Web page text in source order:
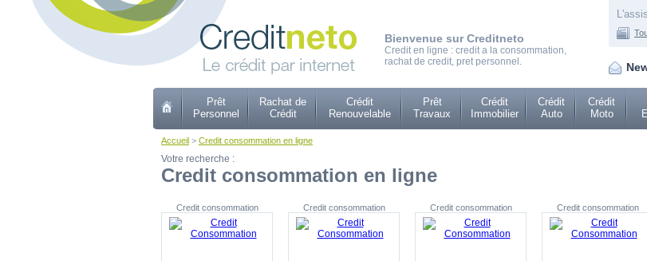
Bienvenue sur Creditneto
Credit en ligne : credit a la consommation,
rachat de credit, pret personnel.
Prêt
Personnel
Rachat de
Crédit
Crédit
Renouvelable
Prêt
Travaux
Crédit
Immobilier
Crédit
Auto
Crédit
Moto
Accueil > Credit consommation en ligne
Votre recherche :
Credit consommation en ligne
Credit consommation Credit consommation Credit consommation Credit consommation